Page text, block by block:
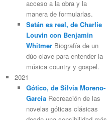
acceso a la obra y la
manera de formularlas.
Satán es real, de Charlie
Louvin con Benjamin
WhitmerBiografía de un
dúo clave para entender la
música country y gospel.
2021
Gótico, de Silvia Moreno-
GarcíaRecreación de las
novelas góticas clásicas